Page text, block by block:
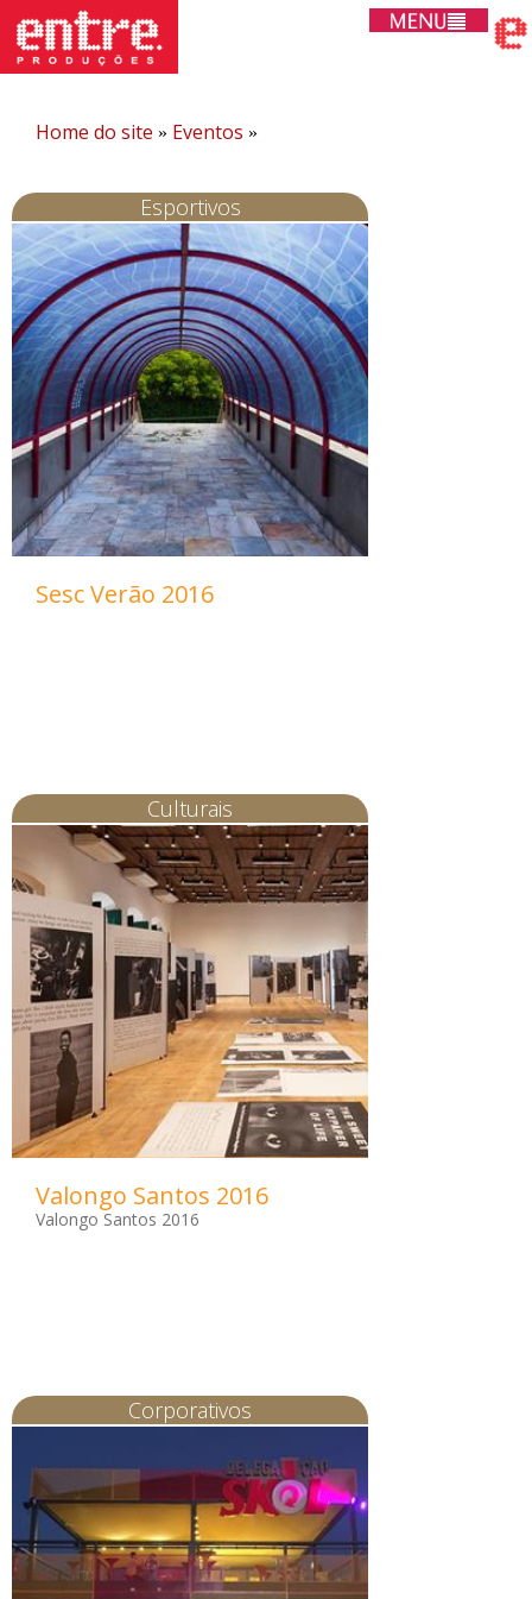
Home do site » Eventos »
Esportivos
Sesc Verão 2016
Culturais
Valongo Santos 2016
Valongo Santos 2016
Corporativos